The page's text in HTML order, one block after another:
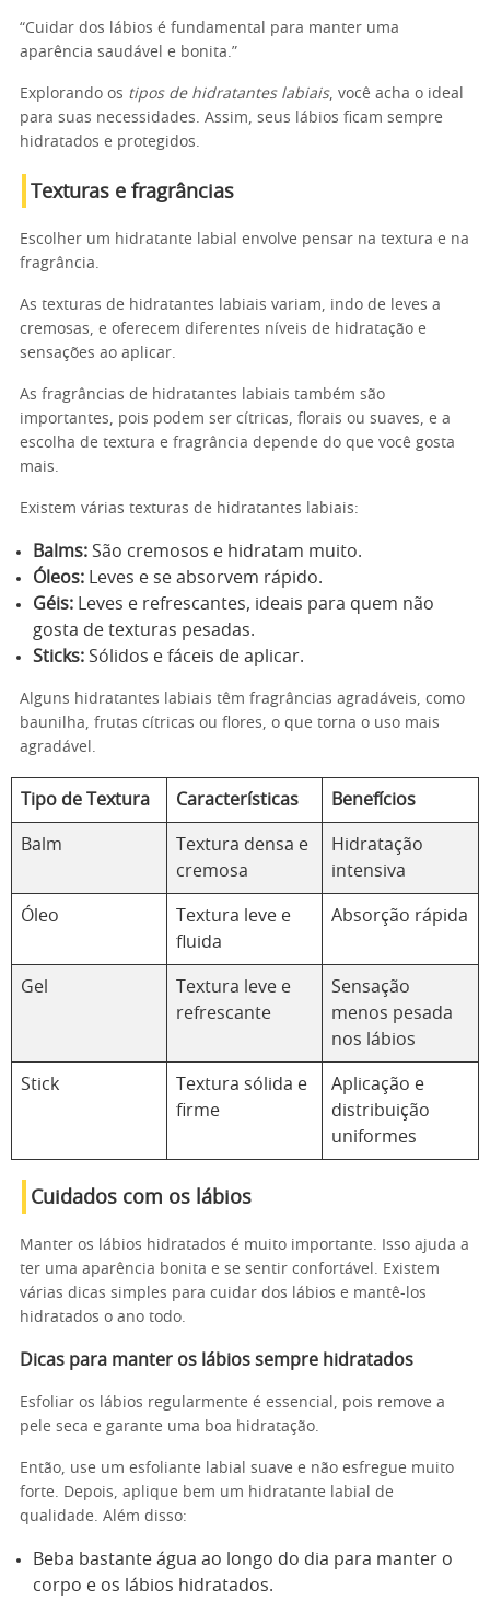
“Cuidar dos lábios é fundamental para manter uma
aparência saudável e bonita.”
Explorando os tipos de hidratantes labiais, você acha o ideal
para suas necessidades. Assim, seus lábios ficam sempre
hidratados e protegidos.
Texturas e fragrâncias
Escolher um hidratante labial envolve pensar na textura e na
fragrância.
As texturas de hidratantes labiais variam, indo de leves a
cremosas, e oferecem diferentes níveis de hidratação e
sensações ao aplicar.
As fragrâncias de hidratantes labiais também são
importantes, pois podem ser cítricas, florais ou suaves, e a
escolha de textura e fragrância depende do que você gosta
mais.
Existem várias texturas de hidratantes labiais:
Balms: São cremosos e hidratam muito.
Óleos: Leves e se absorvem rápido.
Géis: Leves e refrescantes, ideais para quem não
gosta de texturas pesadas.
Sticks: Sólidos e fáceis de aplicar.
Alguns hidratantes labiais têm fragrâncias agradáveis, como
baunilha, frutas cítricas ou flores, o que torna o uso mais
agradável.
Tipo de Textura Características Benefícios
Balm
Textura densa e
cremosa
Hidratação
intensiva
Óleo
Textura leve e
fluida
Absorção rápida
Gel
Textura leve e
refrescante
Sensação
menos pesada
nos lábios
Stick
Textura sólida e
firme
Aplicação e
distribuição
uniformes
Cuidados com os lábios
Manter os lábios hidratados é muito importante. Isso ajuda a
ter uma aparência bonita e se sentir confortável. Existem
várias dicas simples para cuidar dos lábios e mantê-los
hidratados o ano todo.
Dicas para manter os lábios sempre hidratados
Esfoliar os lábios regularmente é essencial, pois remove a
pele seca e garante uma boa hidratação.
Então, use um esfoliante labial suave e não esfregue muito
forte. Depois, aplique bem um hidratante labial de
qualidade. Além disso:
Beba bastante água ao longo do dia para manter o
corpo e os lábios hidratados.